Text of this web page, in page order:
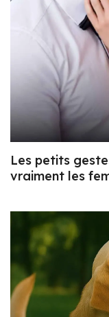
Les petits
vraiment les